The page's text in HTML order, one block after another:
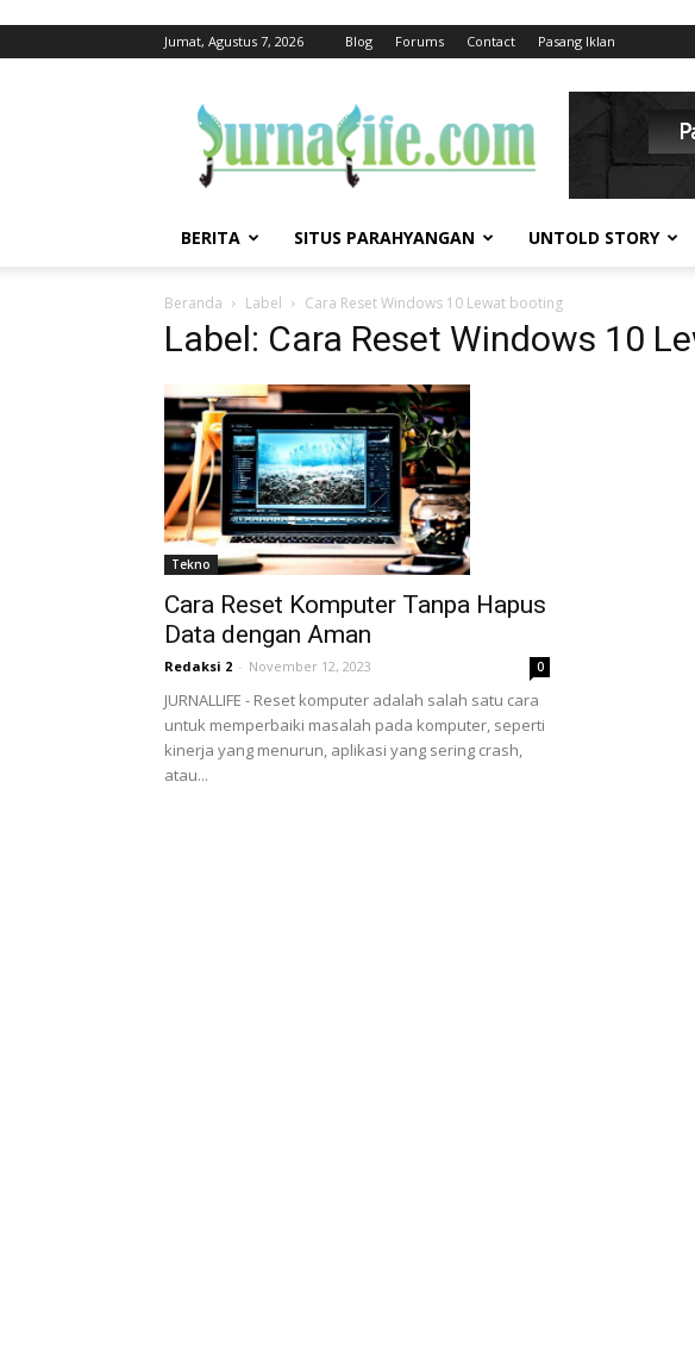
Jumat, Agustus 7, 2026 Blog Forums Contact Pasang Iklan
BERITA SITUS PARAHYANGAN UNTOLD STORY
Beranda Label Cara Reset Windows 10 Lewat booting
Label: Cara Reset Windows 10
Tekno
Cara Reset Komputer Tanpa Hapus
Data dengan Aman
Redaksi 2 - November 12, 2023 0
JURNALLIFE - Reset komputer adalah salah satu cara
untuk memperbaiki masalah pada komputer, seperti
kinerja yang menurun, aplikasi yang sering crash,
atau...